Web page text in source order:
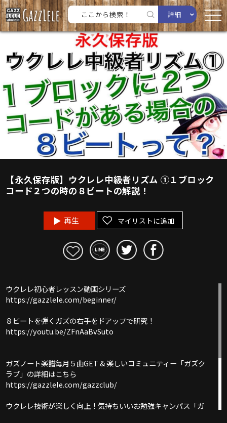
詳細
【永久保存版】ウクレレ中級者リズム ①１ブロック
コード２つの時の８ビートの解説！
再生 マイリストに追加
ウクレレ初心者レッスン動画シリーズ
https://gazzlele.com/beginner/
８ビートを弾くガズの右手をドアップで研究！
https://youtu.be/ZFnAaBvSuto
ガズノート楽譜毎月５曲GET & 楽しいコミュニティー「ガズク
ラブ」の詳細はこちら
https://gazzlele.com/gazzclub/
ウクレレ技術が楽しく向上！気持ちいいお勉強キャンパス「ガ